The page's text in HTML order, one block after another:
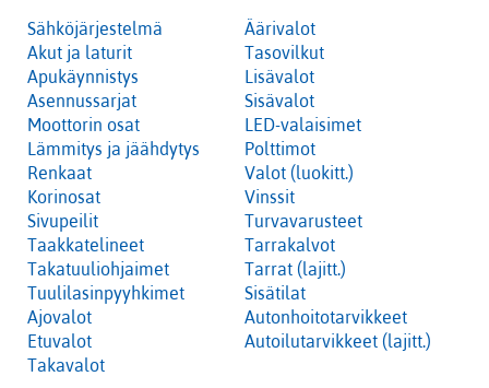
Sähköjärjestelmä
Akut ja laturit
Apukäynnistys
Asennussarjat
Moottorin osat
Lämmitys ja jäähdytys
Renkaat
Korinosat
Sivupeilit
Taakkatelineet
Takatuuliohjaimet
Tuulilasinpyyhkimet
Ajovalot
Etuvalot
Takavalot
Äärivalot
Tasovilkut
Lisävalot
Sisävalot
LED-valaisimet
Polttimot
Valot (luokitt.)
Vinssit
Turvavarusteet
Tarrakalvot
Tarrat (lajitt.)
Sisätilat
Autonhoitotarvikkeet
Autoilutarvikkeet (lajitt.)